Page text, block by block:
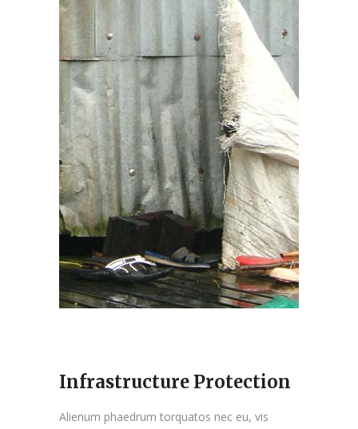
Infrastructure Protection
Alienum phaedrum torquatos nec eu, vis